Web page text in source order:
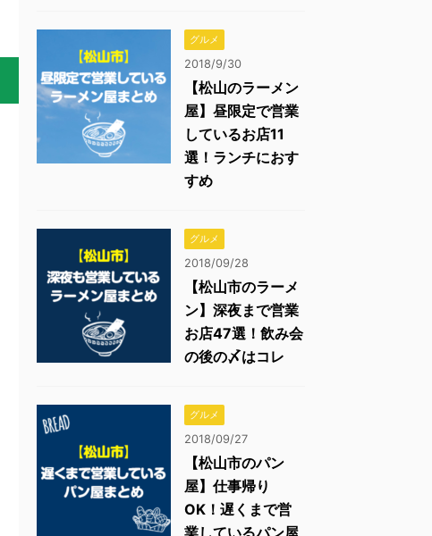
グルメ
2018/9/30
【松山のラーメン
屋】昼限定で営業
しているお店11
選！ランチにおす
すめ
グルメ
2018/09/28
【松山市のラーメ
ン】深夜まで営業
お店47選！飲み会
の後の〆はコレ
グルメ
2018/09/27
【松山市のパン
屋】仕事帰り
OK！遅くまで営